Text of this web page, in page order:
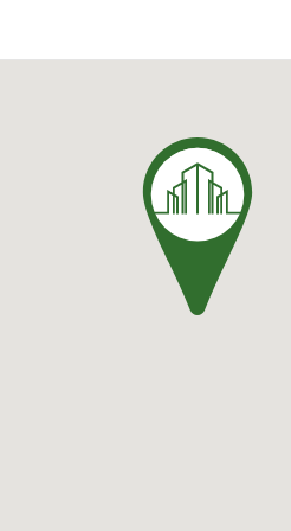
qui pense à tout